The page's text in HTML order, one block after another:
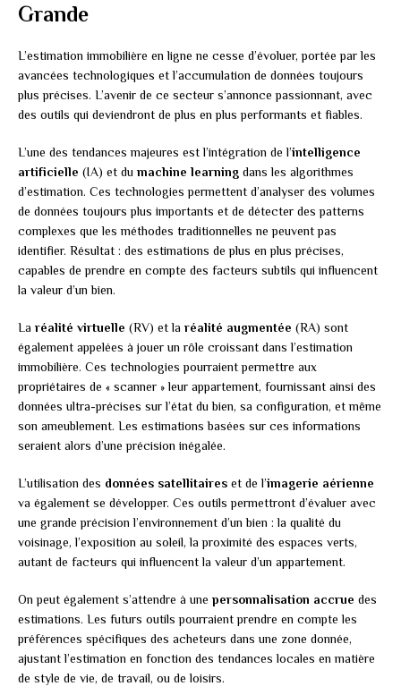
Grande
L’estimation immobilière en ligne ne cesse d’évoluer, portée par les
avancées technologiques et l’accumulation de données toujours
plus précises. L’avenir de ce secteur s’annonce passionnant, avec
des outils qui deviendront de plus en plus performants et fiables.
L’une des tendances majeures est l’intégration de l’intelligence
artificielle (IA) et du machine learning dans les algorithmes
d’estimation. Ces technologies permettent d’analyser des volumes
de données toujours plus importants et de détecter des patterns
complexes que les méthodes traditionnelles ne peuvent pas
identifier. Résultat : des estimations de plus en plus précises,
capables de prendre en compte des facteurs subtils qui influencent
la valeur d’un bien.
La réalité virtuelle (RV) et la réalité augmentée (RA) sont
également appelées à jouer un rôle croissant dans l’estimation
immobilière. Ces technologies pourraient permettre aux
propriétaires de « scanner » leur appartement, fournissant ainsi des
données ultra-précises sur l’état du bien, sa configuration, et même
son ameublement. Les estimations basées sur ces informations
seraient alors d’une précision inégalée.
L’utilisation des données satellitaires et de l’imagerie aérienne
va également se développer. Ces outils permettront d’évaluer avec
une grande précision l’environnement d’un bien : la qualité du
voisinage, l’exposition au soleil, la proximité des espaces verts,
autant de facteurs qui influencent la valeur d’un appartement.
On peut également s’attendre à une personnalisation accrue des
estimations. Les futurs outils pourraient prendre en compte les
préférences spécifiques des acheteurs dans une zone donnée,
ajustant l’estimation en fonction des tendances locales en matière
de style de vie, de travail, ou de loisirs.